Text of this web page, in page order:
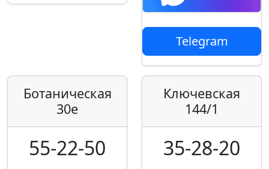
Telegram
Ботаническая
30е
55-22-50
Ключевская
144/1
35-28-20